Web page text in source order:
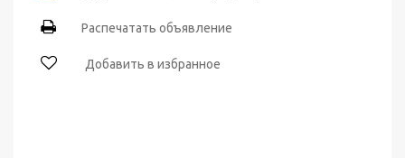
Распечатать объявление
Добавить в избранное